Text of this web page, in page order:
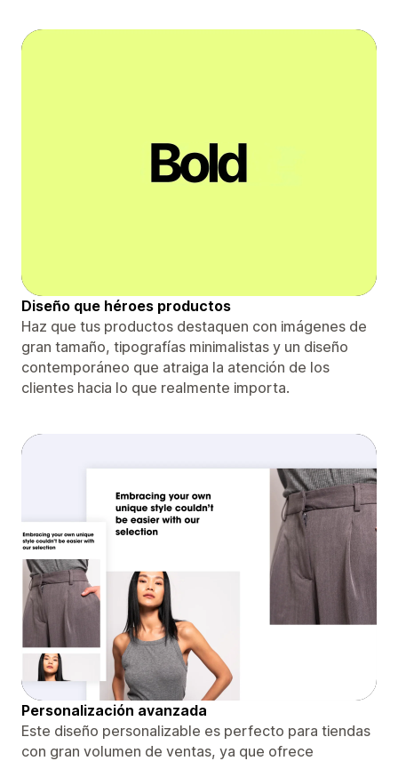
Diseño que héroes productos
Haz que tus productos destaquen con imágenes de
gran tamaño, tipografías minimalistas y un diseño
contemporáneo que atraiga la atención de los
clientes hacia lo que realmente importa.
Personalización avanzada
Este diseño personalizable es perfecto para tiendas
con gran volumen de ventas, ya que ofrece